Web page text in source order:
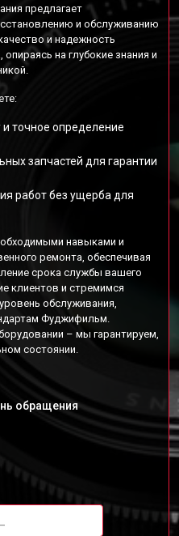
предлагает
и обслуживанию
и надежность
на глубокие знания и
точное определение
запчастей для гарантии
работ без ущерба для
навыками и
ремонта, обеспечивая
срока службы вашего
клиентов и стремимся
обслуживания,
Фуджифильм.
– мы гарантируем,
состоянии.
обращения